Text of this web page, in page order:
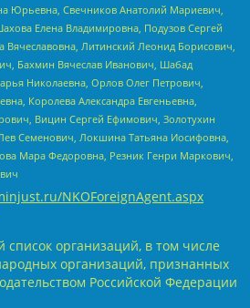
Юрьевна, Свечников Анатолий Мариевич,
Елена Владимировна, Подузов Сергей
Вячеславовна, Литинский Леонид Борисович,
Бахмин Вячеслав Иванович, Шабад
Николаевна, Орлов Олег Петрович,
Королева Александра Евгеньевна,
Вицин Сергей Ефимович, Золотухин
Семенович, Локшина Татьяна Иосифовна,
Мара Федоровна, Резник Генри Маркович,
NKOForeignAgent.aspx
организаций, в том числе
организаций, признанных
Российской Федерации